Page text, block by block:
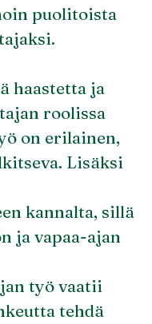
puolitoista
haastetta ja
roolissa
on erilainen,
Lisäksi
kannalta, sillä
ja vapaa-ajan
työ vaatii
tehdä